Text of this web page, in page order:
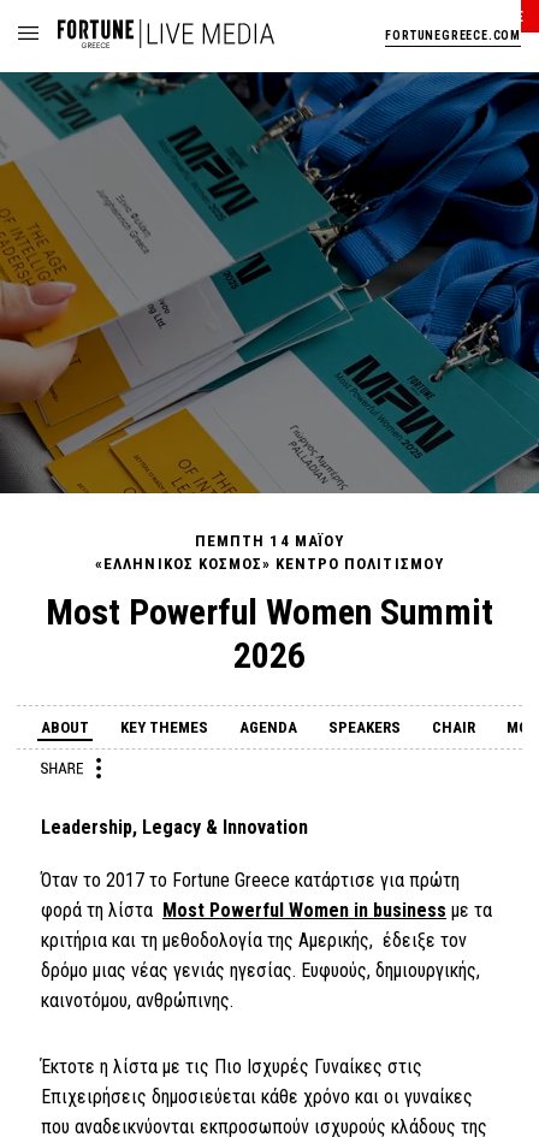
FORTUNEGREECE.COM
LIVE
ΠΕΜΠΤΗ 14 ΜΑΪΟΥ
«ΕΛΛΗΝΙΚΟΣ ΚΟΣΜΟΣ» ΚΕΝΤΡΟ ΠΟΛΙΤΙΣΜΟΥ
Most Powerful Women Summit
2026
ABOUT KEY THEMES AGENDA SPEAKERS CHAIR
Leadership, Legacy & Innovation
Όταν το 2017 το Fortune Greece κατάρτισε για πρώτη
φορά τη λίστα Most Powerful Women in business με τα
κριτήρια και τη μεθοδολογία της Αμερικής, έδειξε τον
δρόμο μιας νέας γενιάς ηγεσίας. Ευφυούς, δημιουργικής,
καινοτόμου, ανθρώπινης.
Έκτοτε η λίστα με τις Πιο Ισχυρές Γυναίκες στις
Επιχειρήσεις δημοσιεύεται κάθε χρόνο και οι γυναίκες
που αναδεικνύονται εκπροσωπούν ισχυρούς κλάδους της